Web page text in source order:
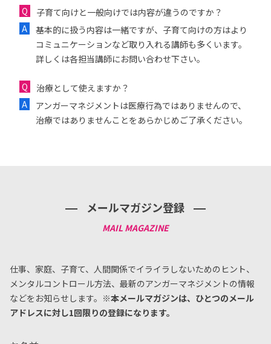
子育て向けと一般向けでは内容が違うのですか？
基本的に扱う内容は一緒ですが、子育て向けの方はより
コミュニケーションなど取り入れる講師も多くいます。
詳しくは各担当講師にお問い合わせ下さい。
治療として使えますか？
アンガーマネジメントは医療行為ではありませんので、
治療ではありませんことをあらかじめご了承ください。
メールマガジン登録
仕事、家庭、子育て、人間関係でイライラしないためのヒント、
メンタルコントロール方法、 最新のアンガーマネジメントの情報
などをお知らせします。 ※本メールマガジンは、ひとつのメール
アドレスに対し1回限りの登録になります。